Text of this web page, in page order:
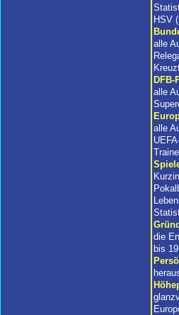
HSV
alle
DFB-
alle
alle
die
bis